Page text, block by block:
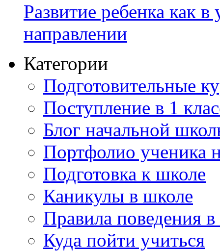
Развитие ребенка как
направлении
Категории
Подготовительные
Поступление в 1
Блог начальной
Портфолио ученика
Подготовка к школе
Каникулы в школе
Правила поведения
Куда пойти учиться